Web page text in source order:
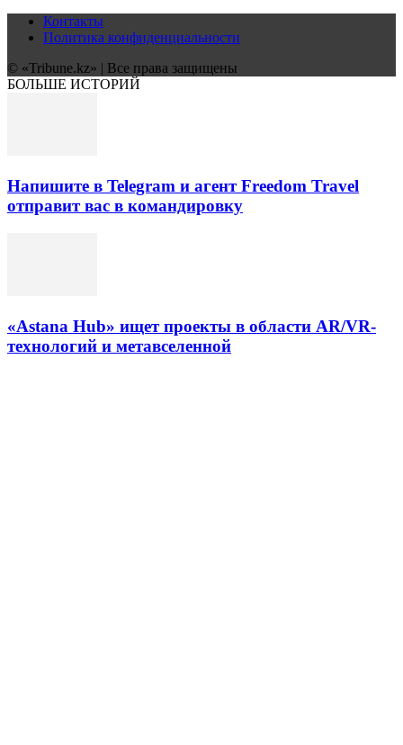
Контакты
Политика конфиденциальности
© «Tribune.kz» | Все права защищены
БОЛЬШЕ ИСТОРИЙ
Напишите в Telegram и агент Freedom Travel
отправит вас в командировку
«Astana Hub» ищет проекты в области AR/VR-
технологий и метавселенной